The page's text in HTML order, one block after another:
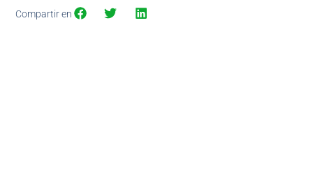
Compartir en